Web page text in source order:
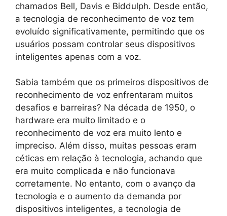
chamados Bell, Davis e Biddulph. Desde então,
a tecnologia de reconhecimento de voz tem
evoluído significativamente, permitindo que os
usuários possam controlar seus dispositivos
inteligentes apenas com a voz.
Sabia também que os primeiros dispositivos de
reconhecimento de voz enfrentaram muitos
desafios e barreiras? Na década de 1950, o
hardware era muito limitado e o
reconhecimento de voz era muito lento e
impreciso. Além disso, muitas pessoas eram
céticas em relação à tecnologia, achando que
era muito complicada e não funcionava
corretamente. No entanto, com o avanço da
tecnologia e o aumento da demanda por
dispositivos inteligentes, a tecnologia de